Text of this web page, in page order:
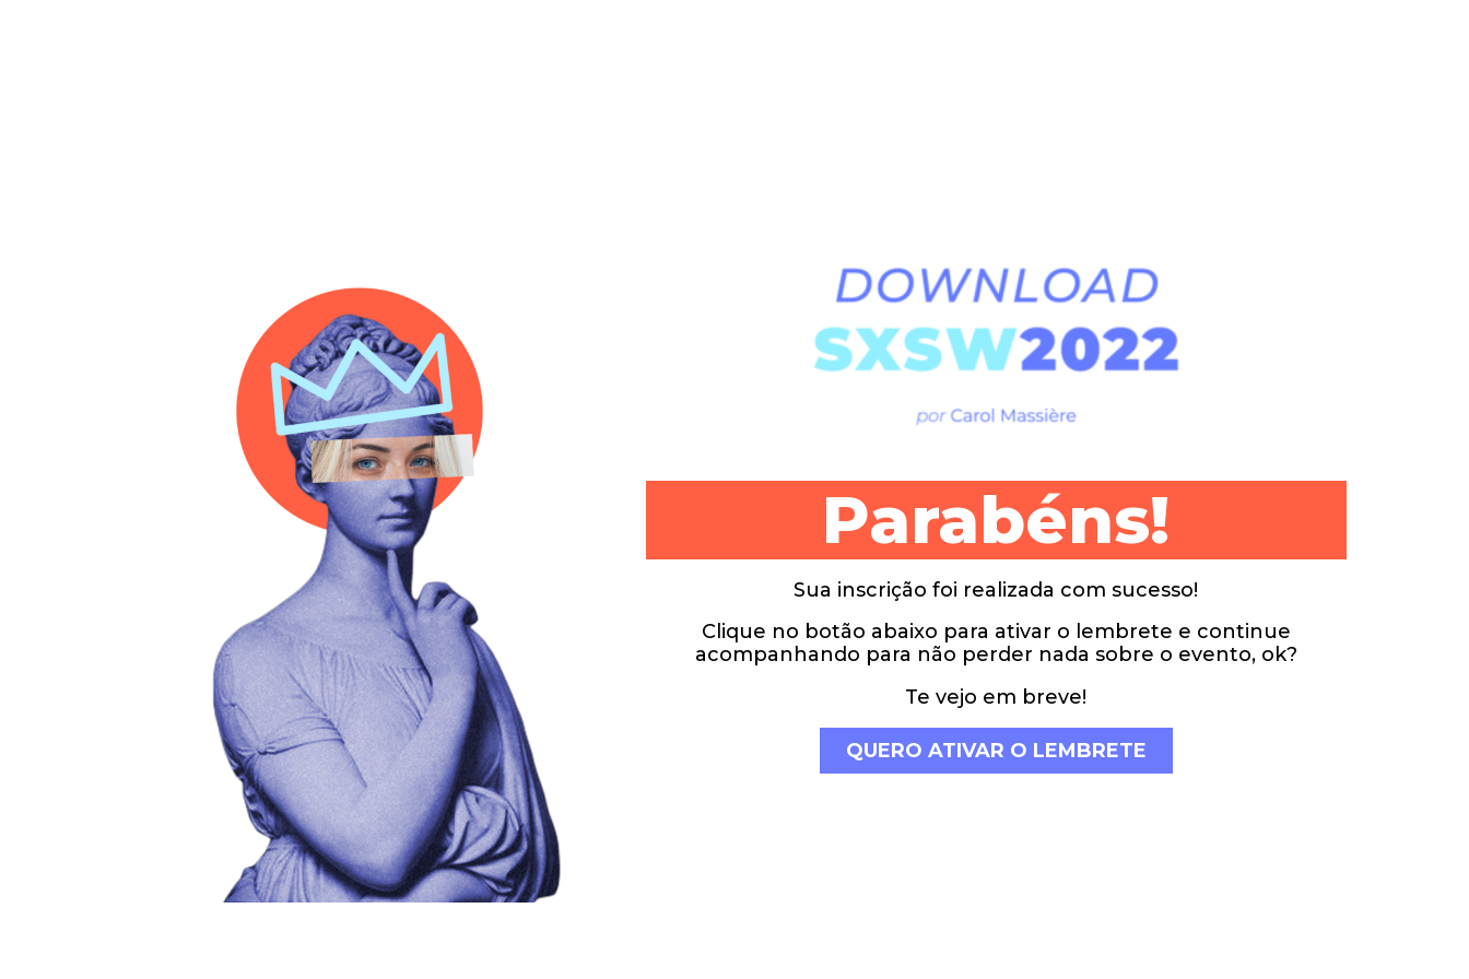
Parabéns!
Sua inscrição foi realizada com sucesso!
Clique no botão abaixo para ativar o lembrete e continue
acompanhando para não perder nada sobre o evento, ok?
Te vejo em breve!
QUERO ATIVAR O LEMBRETE